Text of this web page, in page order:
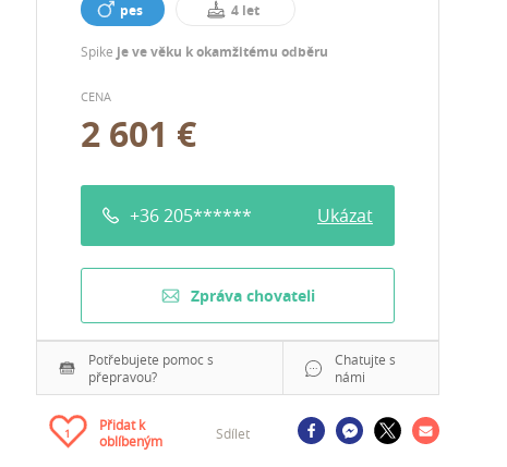
pes 4 let
Spike je ve věku k okamžitému odběru
CENA
2 601 €
+36 205****** Ukázat
Zpráva chovateli
Potřebujete pomoc s
přepravou?
Chatujte s
námi
1
Přidat k
oblíbeným
Sdílet